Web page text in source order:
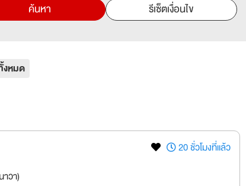
ค้นหา รีเซ็ตเงื่อนไข
งหมด
วา)
20 ชั่วโมงที่แล้ว